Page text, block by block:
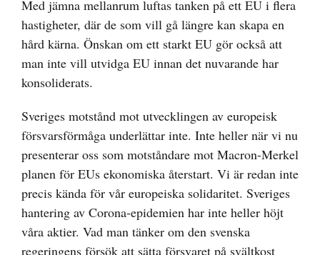
Med jämna mellanrum luftas tanken på ett EU i flera
hastigheter, där de som vill gå längre kan skapa en
hård kärna. Önskan om ett starkt EU gör också att
man inte vill utvidga EU innan det nuvarande har
konsoliderats.
Sveriges motstånd mot utvecklingen av europeisk
försvarsförmåga underlättar inte. Inte heller när vi nu
presenterar oss som motståndare mot Macron-Merkel
planen för EUs ekonomiska återstart. Vi är redan inte
precis kända för vår europeiska solidaritet. Sveriges
hantering av Corona-epidemien har inte heller höjt
våra aktier. Vad man tänker om den svenska
regeringens försök att sätta försvaret på svältkost